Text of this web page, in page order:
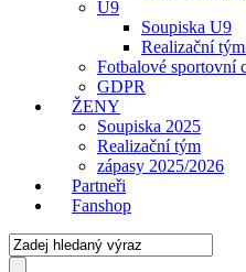
U9
Soupiska U9
Realizační
Fotbalové sportovní
GDPR
ŽENY
Soupiska 2025
Realizační tým
zápasy 2025/2026
Partneři
Fanshop